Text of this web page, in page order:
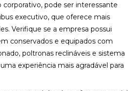
pode ser interessante
executivo, que oferece mais
Verifique se a empresa possui
conservados e equipados com
poltronas reclináveis e sistema
experiência mais agradável para